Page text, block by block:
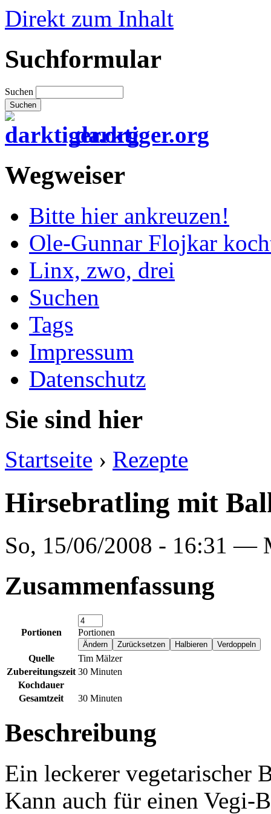
Direkt zum Inhalt
Suchformular
Suchen
darktiger.org
Wegweiser
Bitte hier ankreuzen!
Ole-Gunnar Flojkar
Linx, zwo, drei
Suchen
Tags
Impressum
Datenschutz
Sie sind hier
Startseite › Rezepte
Hirsebratling mit
So, 15/06/2008 - 16:31 —
Zusammenfassung
Portionen Portionen
Quelle
Tim Mälzer
Zubereitungszeit 30 Minuten
Kochdauer
Gesamtzeit
30 Minuten
Beschreibung
Ein leckerer vegetarischer
Kann auch für einen Vegi-